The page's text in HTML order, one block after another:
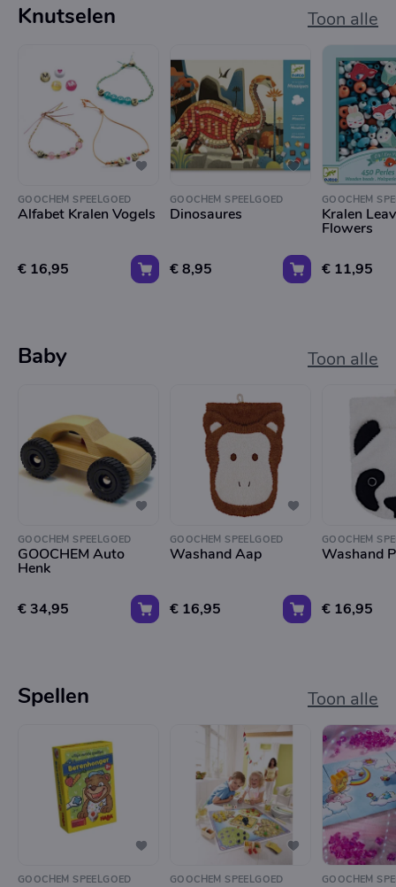
Knutselen Toon alle
GOOCHEM SPEELGOED
Alfabet Kralen Vogels
€ 16,95
GOOCHEM SPEELGOED
Dinosaures
€ 8,95
GOOCHEM
Kralen
Flowers
€ 11,95
Baby Toon alle
GOOCHEM SPEELGOED
GOOCHEM Auto
Henk
€ 34,95
GOOCHEM SPEELGOED
Washand Aap
€ 16,95
GOOCHEM
Washand
€ 16,95
Spellen Toon alle
GOOCHEM SPEELGOED GOOCHEM SPEELGOED GOOCHEM